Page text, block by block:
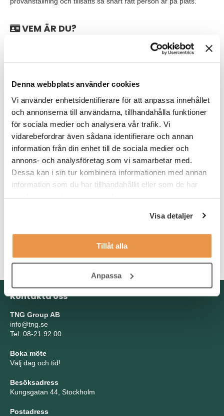
Denna webbplats använder cookies
Vi använder enhetsidentifierare för att anpassa innehållet
och annonserna till användarna, tillhandahålla funktioner
för sociala medier och analysera vår trafik. Vi
vidarebefordrar även sådana identifierare och annan
information från din enhet till de sociala medier och
annons- och analysföretag som vi samarbetar med.
Dessa kan i sin tur kombinera informationen med annan
information som du har tillhandahållit eller som de har
Visa detaljer
Tillåt alla
Anpassa
VEM ÄR DU?
Vi tror att du som söker är orädd, driven och resultatorienterad.
Du har ett intresse och en passion för ny teknologi och vill
kommunicerar flytande i tal och skrift, på både svenska och
För att lyckas i din roll som Säjare tror vi att du har:
Ett eller ett par års erfarenhet av samma eller en liknande
roll med mycket kundkontakt.
God systemvana, Officepaket och kanske affärssystem
och/eller sociala medier verktyg
Utbildning - akademisk eller motsvarande inom sälj,
Kontakta oss
TNG Group AB
info@tng.se
Tel: 08-21 92 00
Boka möte
Välj dag och tid!
Besöksadress
Kungsgatan 44, Stockholm
Postadress